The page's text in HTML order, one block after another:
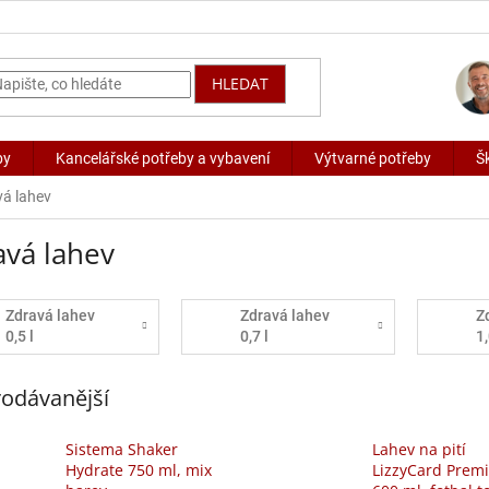
HLEDAT
Kancelářské potřeby a vybavení Výtvarné potřeby
lahev
lahev
Zdravá lahev
0,5 l
Zdravá lahev
0,7 l
Sistema Shaker
Hydrate 750 ml, mix
Lahev na pití
LizzyCard